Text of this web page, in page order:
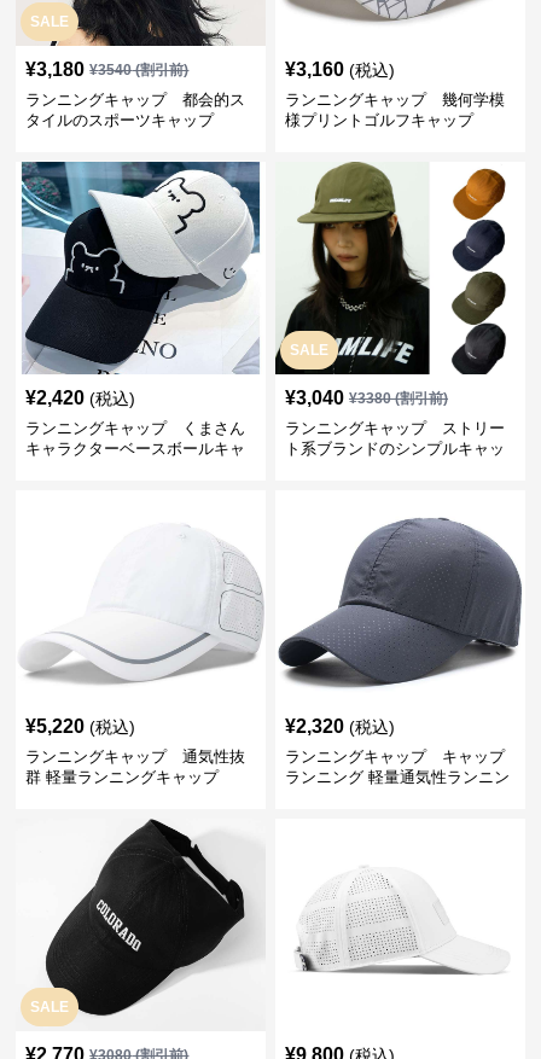
SALE
¥3,180 ¥3540(割引前)
ランニングキャップ 都会的ス
タイルのスポーツキャップ
¥3,160 (税込)
ランニングキャップ 幾何学模
様プリントゴルフキャップ
¥2,420 (税込)
ランニングキャップ くまさん
キャラクターベースボールキャ
SALE
¥3,040 ¥3380(割引前)
ランニングキャップ ストリー
ト系ブランドのシンプルキャッ
¥5,220 (税込)
ランニングキャップ 通気性抜
群 軽量ランニングキャップ
¥2,320 (税込)
ランニングキャップ キャップ
ランニング 軽量通気性ランニン
SALE
¥2,770 ¥3080(割引前) ¥9,800